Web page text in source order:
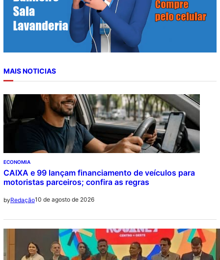
MAIS NOTICIAS
ECONOMIA
CAIXA e 99 lançam financiamento de veículos para
motoristas parceiros; confira as regras
byRedação10 de agosto de 2026